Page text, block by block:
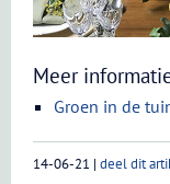
Meer
Groen in de
14-06-21 | deel dit